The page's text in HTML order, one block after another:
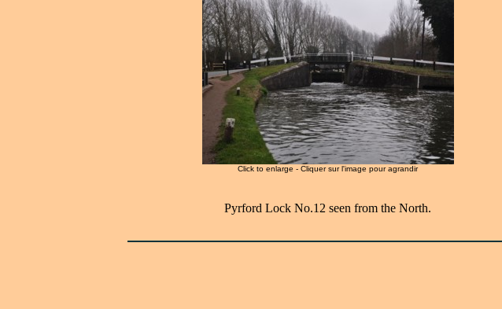
Click to enlarge - Cliquer sur l'image pour agrandir
Pyrford Lock No.12 seen from the North.